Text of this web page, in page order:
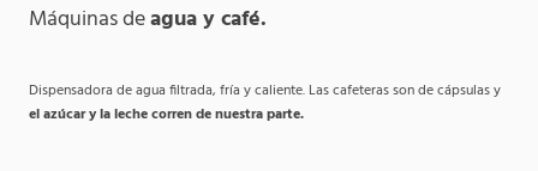
Máquinas deagua y café.
Dispensadora de agua filtrada, fría y caliente. Las cafeteras son de cápsulas y
el azúcar y la leche corren de nuestra parte.